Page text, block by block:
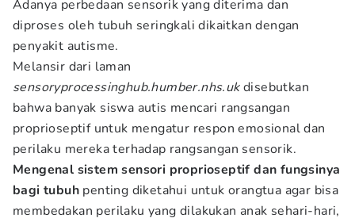
Adanya perbedaan sensorik yang diterima dan
diproses oleh tubuh seringkali dikaitkan dengan
penyakit autisme.
Melansir dari laman
sensoryprocessinghub.humber.nhs.ukdisebutkan
bahwa banyak siswa autis mencari rangsangan
proprioseptif untuk mengatur respon emosional dan
perilaku mereka terhadap rangsangan sensorik.
Mengenal sistem sensori proprioseptif dan fungsinya
bagi tubuh penting diketahui untuk orangtua agar bisa
membedakan perilaku yang dilakukan anak sehari-hari,